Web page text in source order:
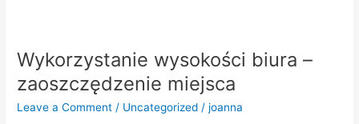
Wykorzystanie wysokości biura –
zaoszczędzenie miejsca
Leave a Comment / Uncategorized /joanna
Wykorzystanie
wysokości
biura
–